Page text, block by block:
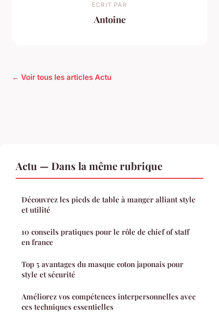
ECRIT PAR
Antoine
← Voir tous les articles Actu
Actu — Dans la même rubrique
Découvrez les pieds de table à manger alliant style
et utilité
10 conseils pratiques pour le rôle de chief of staff
en france
Top 5 avantages du masque coton japonais pour
style et sécurité
Améliorez vos compétences interpersonnelles avec
ces techniques essentielles